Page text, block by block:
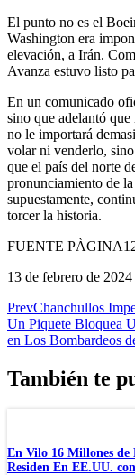
El punto no es el
Washington era
elevación, a Irán.
Avanza estuvo listo
En un comunicado
sino que adelantó
no le importará
volar ni venderlo,
que el país del norte
pronunciamiento de
supuestamente,
torcer la historia.
FUENTE
13 de febrero de 2024
PrevChanchullos
Un Piquete Bloquea
en Los Bombardeos
También te
En Vilo 16 Millones de
Residen En EE.UU.